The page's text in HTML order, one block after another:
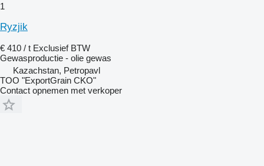
1
Ryzjik
€ 410 / t Exclusief BTW
Gewasproductie - olie gewas
Kazachstan, Petropavl
TOO "ExportGrain CKO"
Contact opnemen met verkoper